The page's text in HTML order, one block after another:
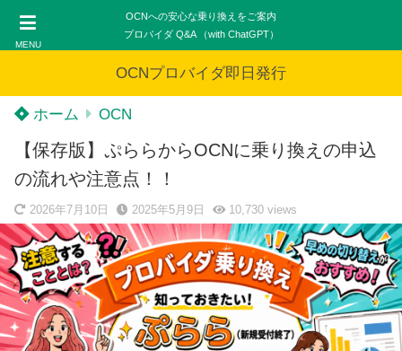
MENU
OCNへの安心な乗り換えをご案内
プロバイダ Q&A （with ChatGPT）
OCNプロバイダ即日発行
ホーム OCN
【保存版】ぷららからOCNに乗り換えの申込
の流れや注意点！！
2026年7月10日 2025年5月9日 10,730views